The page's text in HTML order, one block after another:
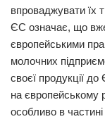
впроваджувати їх
ЄС означає, що
європейськими
молочних
своєї продукції
на європейському
особливо в